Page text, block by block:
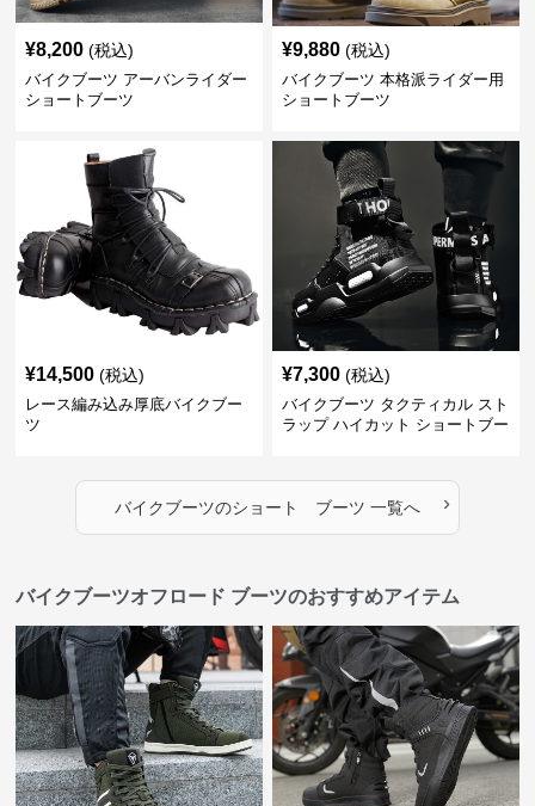
¥8,200 (税込)
バイクブーツ アーバンライダー
ショートブーツ
¥9,880 (税込)
バイクブーツ 本格派ライダー用
ショートブーツ
¥14,500 (税込)
レース編み込み厚底バイクブー
ツ
¥7,300 (税込)
バイクブーツ タクティカル スト
ラップ ハイカット ショートブー
バイクブーツのショート ブーツ 一覧へ ›
バイクブーツオフロード ブーツのおすすめアイテム